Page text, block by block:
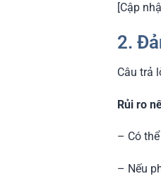
[Cập
2.
Câu trả
Rủi ro
– Có
– Nếu